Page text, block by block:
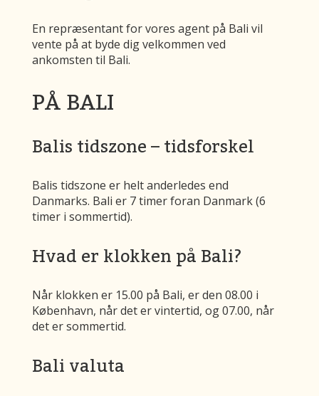
En repræsentant for vores agent på Bali vil
vente på at byde dig velkommen ved
ankomsten til Bali.
PÅ BALI
Balis tidszone – tidsforskel
Balis tidszone er helt anderledes end
Danmarks. Bali er 7 timer foran Danmark (6
timer i sommertid).
Hvad er klokken på Bali?
Når klokken er 15.00 på Bali, er den 08.00 i
København, når det er vintertid, og 07.00, når
det er sommertid.
Bali valuta